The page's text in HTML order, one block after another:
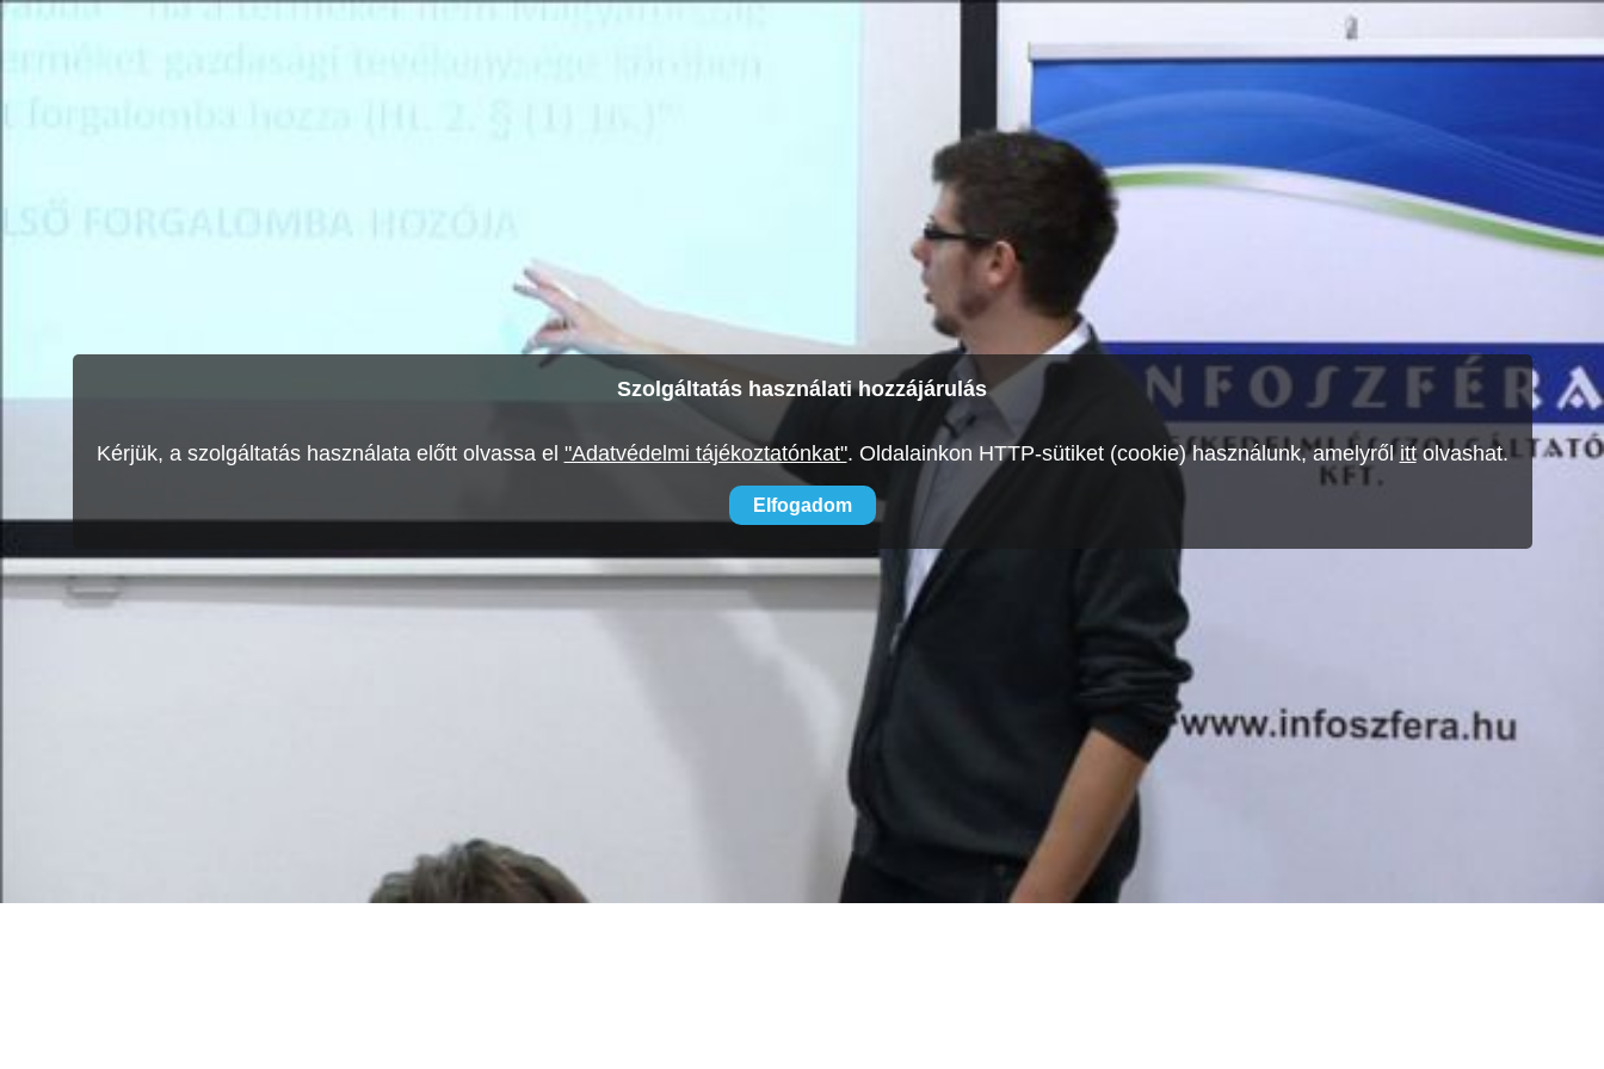
Szolgáltatás használati hozzájárulás
Kérjük, a szolgáltatás használata előtt olvassa el "Adatvédelmi tájékoztatónkat". Oldalainkon HTTP-sütiket (cookie) használunk, amelyről ittolvashat.